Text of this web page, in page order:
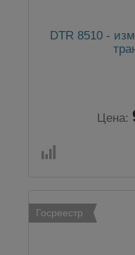
DTR 8510 -
Цена:
Госреестр